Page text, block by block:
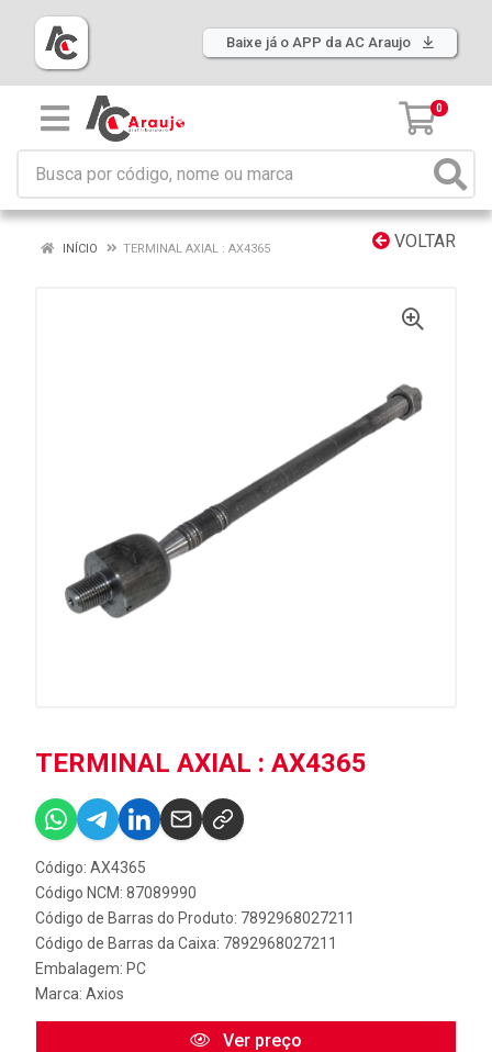
Baixe já o APP da AC Araujo
0
VOLTAR
INÍCIO TERMINAL AXIAL : AX4365
TERMINAL AXIAL : AX4365
Código: AX4365
Código NCM: 87089990
Código de Barras do Produto: 7892968027211
Código de Barras da Caixa: 7892968027211
Embalagem: PC
Marca: Axios
Ver preço